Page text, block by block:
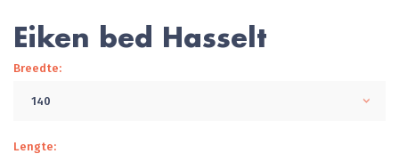
Eiken bed Hasselt
Breedte:
140
Lengte: